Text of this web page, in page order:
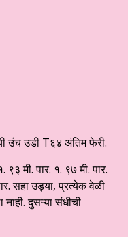
उंच उडी T६४ अंतिम फेरी.
९३ मी. पार. १. ९७ मी. पार.
सहा उड्या, प्रत्येक वेळी
दुसऱ्या संधीची